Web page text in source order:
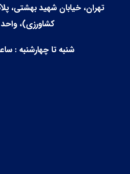
کشاورزی)،
شنبه تا چهارشنبه : ساعت ۹